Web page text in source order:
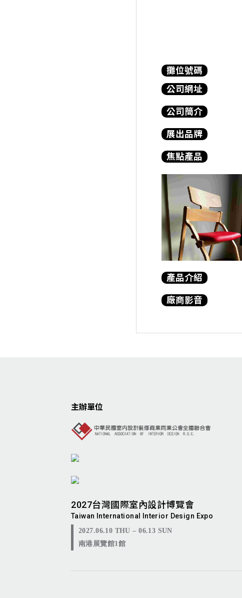
攤位號碼
公司網址
公司簡介
展出品牌
焦點產品
產品介紹
廠商影音
主辦單位
2027台灣國際室內設計博覽會
Taiwan International Interior Design Expo
2027.06.10 THU – 06.13 SUN
南港展覽館1館